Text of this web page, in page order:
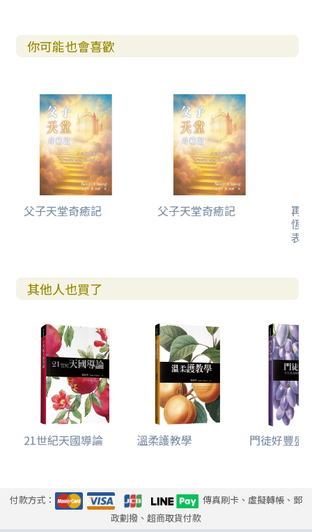
你可能也會喜歡
父子天堂奇癒記 父子天堂奇癒記 再
恆
表
其他人也買了
21世紀天國導論 溫柔護教學 門徒好豐盛
付款方式：
傳真刷卡、虛擬轉帳、郵
政劃撥、超商取貨付款